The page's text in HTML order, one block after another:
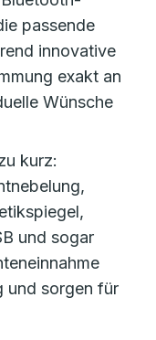
passende
innovative
exakt an
Wünsche
kurz:
und sogar
und sorgen für